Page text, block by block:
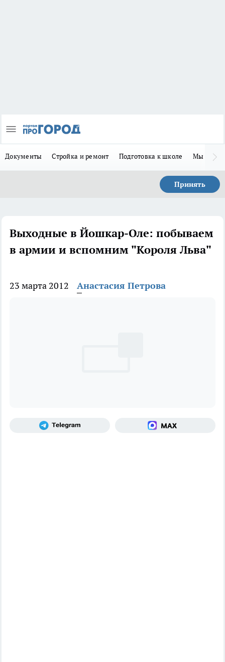
Документы Стройка и ремонт Подготовка к школе Мы в MAX
Принять
Выходные в Йошкар-Оле: побываем
в армии и вспомним "Короля Льва"
23 марта 2012 Анастасия Петрова